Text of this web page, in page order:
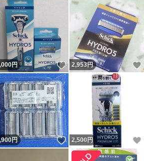
いね！
円 いいね！
2,953円
ね！
円 いいね！
2,500 円